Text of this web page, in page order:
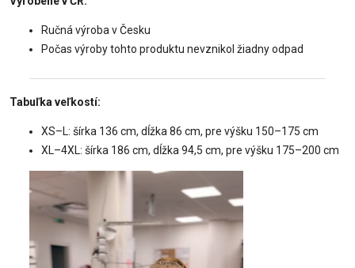
Ručná výroba v Česku
Počas výroby tohto produktu nevznikol žiadny odpad
Tabuľka veľkostí:
XS–L: šírka 136 cm, dĺžka 86 cm, pre výšku 150–175 cm
XL–4XL: šírka 186 cm, dĺžka 94,5 cm, pre výšku 175–200 cm